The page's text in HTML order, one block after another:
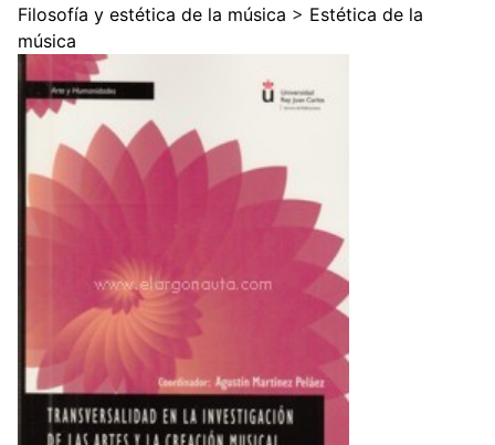
Filosofía y estética de la música > Estética de la
música